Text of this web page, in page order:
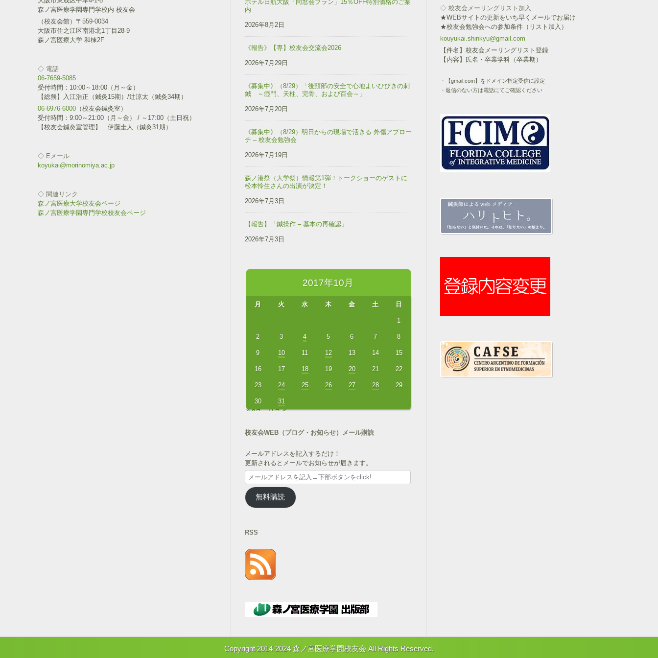
ク
し
て
T
w
i
t
で
共
有
(
新
し
い
ウ
ィ
ン
ド
き
ま
す
e
b
o
k
で
共
リ
ッ
ク
し
て
く
だ
さ
い
ウ
ウ
で
開
き
森ノ宮医療学園専門学校内 校友会
（校友会館）〒559-0034
大阪市住之江区南港北1丁目28-9
森ノ宮医療大学 和棟2F
◇ 電話
06-7659-5085
受付時間：10:00～18:00（月～金）
【総務】入江浩正（鍼灸15期）/辻涼太（鍼灸34期）
06-6976-6000 （校友会鍼灸室）
受付時間：9:00～21:00（月～金） / ～17:00（土日祝）
【校友会鍼灸室管理】 伊藤圭人（鍼灸31期）
◇ Eメール
koyukai@morinomiya.ac.jp
◇ 関連リンク
森ノ宮医療大学校友会ページ
森ノ宮医療学園専門学校校友会ページ
ホテル日航大阪「同窓会プラン」15％OFF特別価格のご案
内
2026年8月2日
《報告》【専】校友会交流会2026
2026年7月29日
《募集中》（8/29）「後頸部の安全で心地よいひびきの刺
鍼 ～瘂門、天柱、完骨、および百会～」
2026年7月20日
《募集中》（8/29）明日からの現場で活きる 外傷アプロー
チ – 校友会勉強会
2026年7月19日
森ノ港祭（大学祭）情報第1弾！トークショーのゲストに
松本怜生さんの出演が決定！
2026年7月3日
【報告】「鍼操作 – 基本の再確認」
2026年7月3日
2017年10月
月 火 水 木 金 土 日
1
2 3 4 5 6 7 8
9 10 11 12 13 14 15
16 17 18 19 20 21 22
23 24 25 26 27 28 29
30
31
« 9月
11月 »
校友会WEB（ブログ・お知らせ）メール購読
メールアドレスを記入するだけ！
更新されるとメールでお知らせが届きます。
メ
ー
ル
ア
ス
記
入
→
下
無料購読
RSS
◇ 校友会メーリングリスト加入
★WEBサイトの更新をいち早くメールでお届け
★校友会勉強会への参加条件（リスト加入）
kouyukai.shinkyu@gmail.com
【件名】校友会メーリングリスト登録
【内容】氏名・卒業学科（卒業期）
・【gmail.com】をドメイン指定受信に設定
・返信のない方は電話にてご確認ください
Copyright 2014-2024 森ノ宮医療学園校友会 All Rights Reserved.